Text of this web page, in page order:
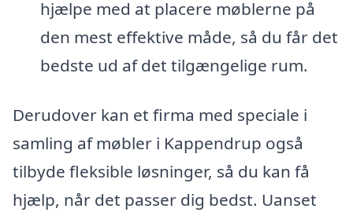
hjælpe med at placere møblerne på
den mest effektive måde, så du får det
bedste ud af det tilgængelige rum.
Derudover kan et firma med speciale i
samling af møbler i Kappendrup også
tilbyde fleksible løsninger, så du kan få
hjælp, når det passer dig bedst. Uanset